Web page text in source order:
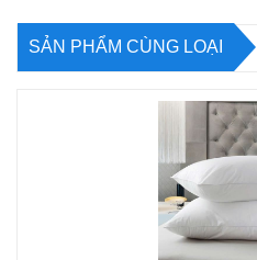
SẢN PHẨM CÙNG LOẠI